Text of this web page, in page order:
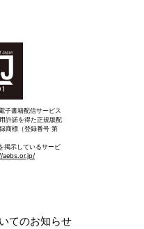
子書籍配信サービス
許諾を得た正規版配
商標（登録番号 第
掲示しているサービ
aebs.or.jp/
てのお知らせ